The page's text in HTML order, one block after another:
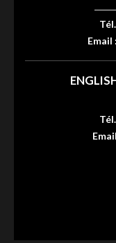
Email :